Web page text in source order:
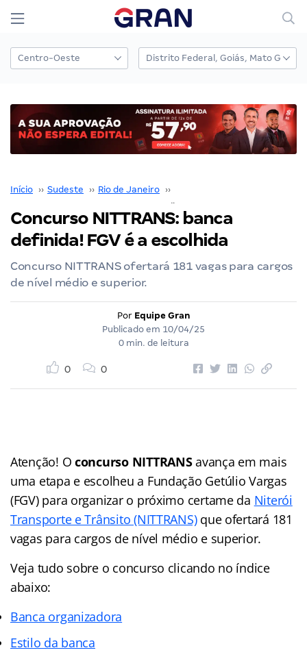
Início ›› Sudeste ›› Rio de Janeiro ››
Concurso NITTRANS: banca
definida! FGV é a escolhida
Concurso NITTRANS ofertará 181 vagas para cargos
de nível médio e superior.
Por Equipe Gran
Publicado em 10/04/25
0 min. de leitura
0 0
Atenção! Oconcurso NITTRANSavança em mais
uma etapa e escolheu a Fundação Getúlio Vargas
(FGV) para organizar o próximo certame da Niterói
Transporte e Trânsito (NITTRANS)que ofertará 181
vagas para cargos de nível médio e superior.
Veja tudo sobre o concurso clicando no índice
abaixo:
Banca organizadora
Estilo da banca